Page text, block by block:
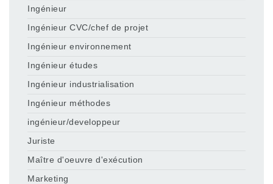
Ingénieur
Ingénieur CVC/chef de projet
Ingénieur environnement
Ingénieur études
Ingénieur industrialisation
Ingénieur méthodes
ingénieur/developpeur
Juriste
Maître d'oeuvre d'exécution
Marketing